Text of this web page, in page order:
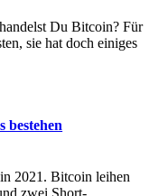
Du Bitcoin? Für
sie hat doch einiges
bestehen
2021. Bitcoin leihen
zwei Short-